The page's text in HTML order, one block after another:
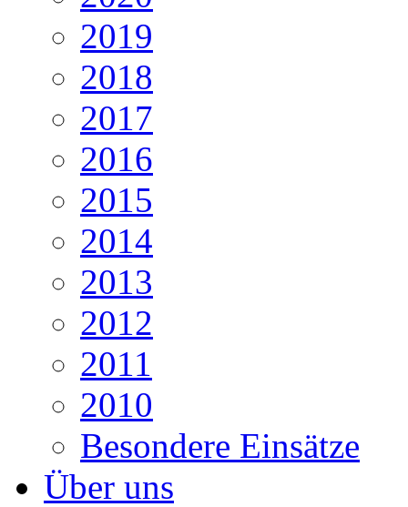
2019
2018
2017
2016
2015
2014
2013
2012
2011
2010
Besondere Einsätze
Über uns